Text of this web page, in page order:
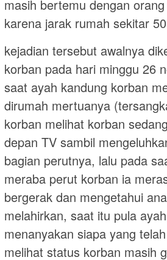
masih bertemu dengan
karena jarak rumah sekitar
kejadian tersebut awalnya
korban pada hari minggu 26
saat ayah kandung korban
dirumah mertuanya
korban melihat korban
depan TV sambil
bagian perutnya, lalu pada
meraba perut korban ia
bergerak dan mengetahui
melahirkan, saat itu pula
menanyakan siapa yang
melihat status korban masih